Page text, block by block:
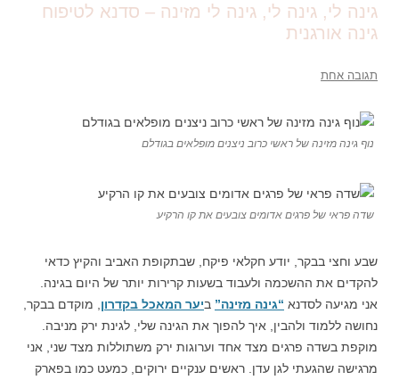
גינה לי, גינה לי, גינה לי מזינה – סדנא לטיפוח
גינה אורגנית
תגובה אחת
נוף גינה מזינה של ראשי כרוב ניצנים מופלאים בגודלם
שדה פראי של פרגים אדומים צובעים את קו הרקיע
שבע וחצי בבקר, יודע חקלאי פיקח, שבתקופת האביב והקיץ כדאי
להקדים את ההשכמה ולעבוד בשעות קרירות יותר של היום בגינה.
אני מגיעה לסדנא “גינה מזינה” ביער המאכל בקדרון , מוקדם בבקר,
נחושה ללמוד ולהבין, איך להפוך את הגינה שלי, לגינת ירק מניבה.
מוקפת בשדה פרגים מצד אחד וערוגות ירק משתוללות מצד שני, אני
מרגישה שהגעתי לגן עדן. ראשים ענקיים ירוקים, כמעט כמו בפארק